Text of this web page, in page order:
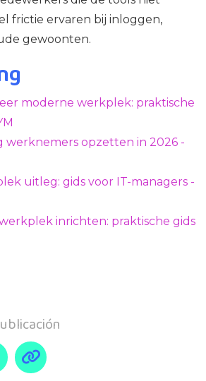
frictie ervaren bij inloggen,
gewoonten.
moderne werkplek: praktische
werknemers opzetten in 2026 -
uitleg: gids voor IT-managers -
inrichten: praktische gids